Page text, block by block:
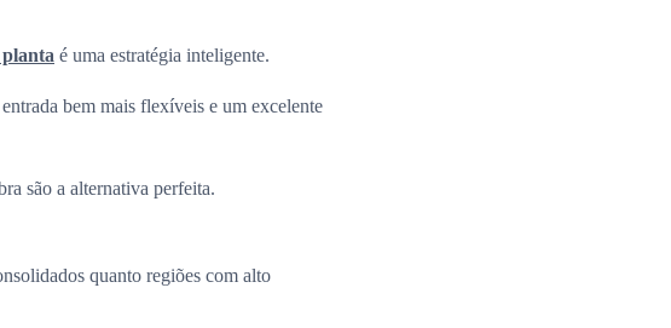
é uma estratégia inteligente.
bem mais flexíveis e um excelente
são a alternativa perfeita.
quanto regiões com alto